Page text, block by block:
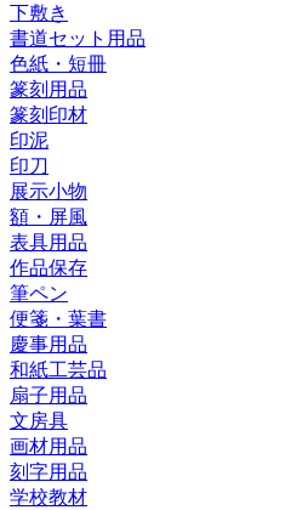
下敷き
書道セット用品
色紙・短冊
篆刻用品
篆刻印材
印泥
印刀
展示小物
額・屏風
表具用品
作品保存
筆ペン
便箋・葉書
慶事用品
和紙工芸品
扇子用品
文房具
画材用品
刻字用品
学校教材